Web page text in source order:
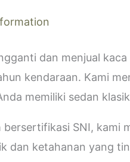
dan menjual
kendaraan. Kami
memiliki sedan
SNI, kami
dan ketahanan yang